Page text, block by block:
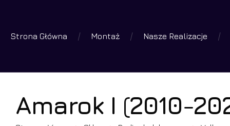
mainStrona Główna Montaż Nasze Realizacje
Amarok I (2010-